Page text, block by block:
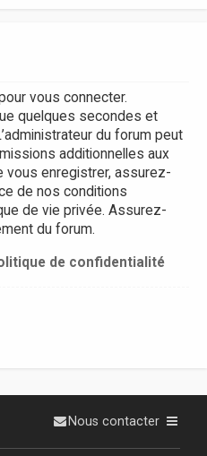
vous connecter.
quelques secondes et
du forum peut
additionnelles aux
vous enregistrer, assurez-
de nos conditions
de vie privée. Assurez-
du forum.
de confidentialité
Nous contacter